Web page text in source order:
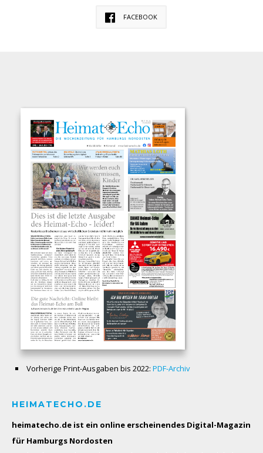
FACEBOOK
Vorherige Print-Ausgaben bis 2022: PDF-Archiv
HEIMATECHO.DE
heimatecho.de ist ein online erscheinendes Digital-Magazin
für Hamburgs Nordosten